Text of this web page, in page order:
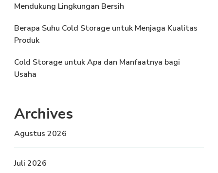
Mendukung Lingkungan Bersih
Berapa Suhu Cold Storage untuk Menjaga Kualitas
Produk
Cold Storage untuk Apa dan Manfaatnya bagi
Usaha
Archives
Agustus 2026
Juli 2026